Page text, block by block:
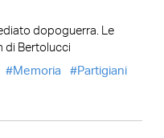
dopoguerra. Le
di Bertolucci
Memoria
Partigiani